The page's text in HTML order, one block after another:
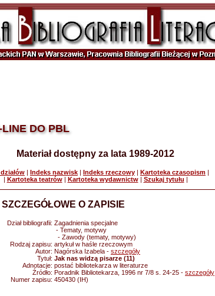
LINE DO PBL
Materiał dostępny za lata 1989-2012
| Indeks nazwisk | Indeks rzeczowy | Kartoteka czasopism |
| Kartoteka teatrów| Kartoteka wydawnictw| Szukaj tytułu |
SZCZEGÓŁOWE O ZAPISIE
Dział bibliografii: Zagadnienia specjalne
- Tematy, motywy
- Zawody (tematy, motywy)
Rodzaj zapisu: artykuł w haśle rzeczowym
Autor: Nagórska Izabela - szczegóły
Tytuł: Jak nas widzą pisarze (11)
Adnotacje: postać bibliotekarza w literaturze
Źródło: Poradnik Bibliotekarza, 1996 nr 7/8 s. 24-25 - szczegóły
Numer zapisu: 450430 (IH)